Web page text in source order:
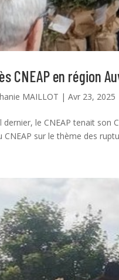
CNEAP en région
MAILLOT |Avr 23, 2025
dernier, le CNEAP tenait son
CNEAP sur le thème des